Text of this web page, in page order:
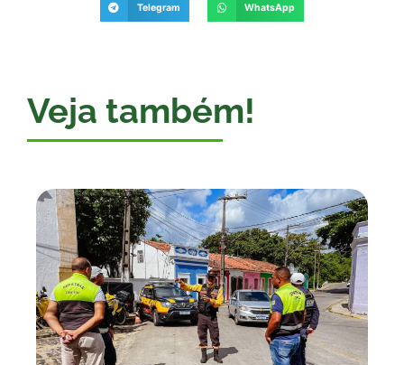
Telegram WhatsApp
Veja também!